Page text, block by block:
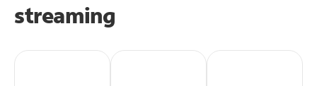
streaming